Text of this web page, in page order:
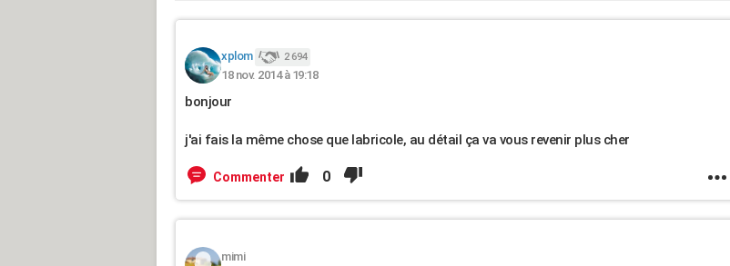
xplom 2 694
18 nov. 2014 à 19:18
bonjour
j'ai fais la même chose que labricole, au détail ça va vous revenir plus cher
Commenter 0
mimi